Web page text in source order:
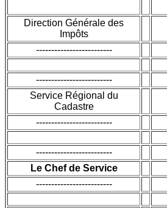
Direction Générale des
Impôts
-------------------------
-------------------------
Service Régional du
Cadastre
-------------------------
-------------------------
Le Chef de Service
-------------------------